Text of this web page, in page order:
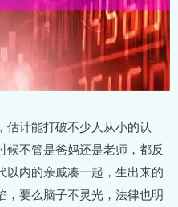
估计能打破不少人从小的认
不管是爸妈还是老师，都反
以内的亲戚凑一起，生出来的
，要么脑子不灵光，法律也明